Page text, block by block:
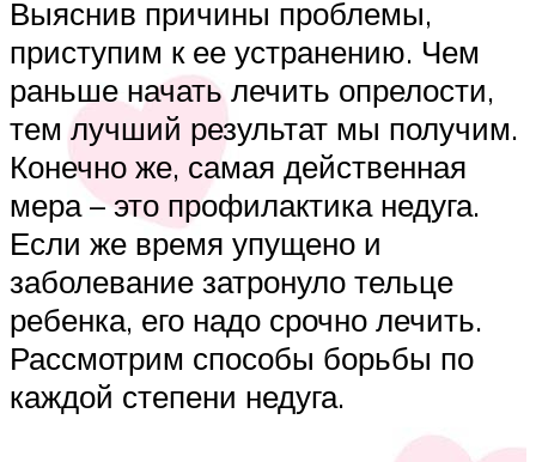
Выяснив причины проблемы,
приступим к ее устранению. Чем
раньше начать лечить опрелости,
тем лучший результат мы получим.
Конечно же, самая действенная
мера – это профилактика недуга.
Если же время упущено и
заболевание затронуло тельце
ребенка, его надо срочно лечить.
Рассмотрим способы борьбы по
каждой степени недуга.